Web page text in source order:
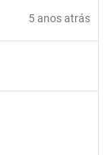
5 anos atrás